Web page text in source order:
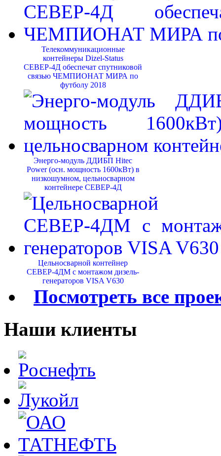
Телекоммуникационные
контейнеры Dizel-Status
СЕВЕР-4Д обеспечат спутниковой
связью ЧЕМПИОНАТ МИРА по
футболу 2018
Энерго-модуль ДДИБП Hitec
Power (осн. мощность 1600кВт) в
низкошумном, цельносварном
контейнере СЕВЕР-4Д
Цельносварной контейнер
СЕВЕР-4ДМ с монтажом дизель-
генераторов VISA V630
Посмотреть все
Наши клиенты